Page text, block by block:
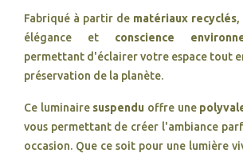
Fabriqué à partir de matériaux recyclés,
élégance et conscience
permettant d'éclairer votre espace tout
préservation de la planète.
Ce luminaire suspendu offre une
vous permettant de créer l'ambiance
occasion. Que ce soit pour une lumière